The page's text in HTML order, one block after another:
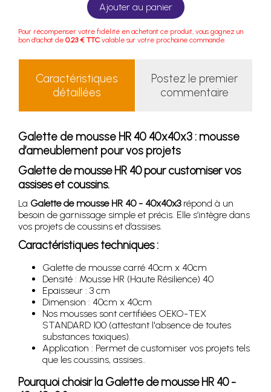
Ajouter au panier
Pour récompenser votre fidélité en achetant ce produit, vous gagnez un
bon d'achat de 0.23 € TTC valable sur votre prochaine commande.
Caractéristiques
détaillées
Postez le premier
commentaire
Galette de mousse HR 40 40x40x3 : mousse
d’ameublement pour vos projets
Galette de mousse HR 40 pour customiser vos
assises et coussins.
La Galette de mousse HR 40 - 40x40x3répond à un
besoin de garnissage simple et précis. Elle s’intègre dans
vos projets de coussins et d’assises.
Caractéristiques techniques :
Galette de mousse carré 40cm x 40cm
Densité : Mousse HR (Haute Résilience) 40
Epaisseur : 3 cm
Dimension : 40cm x 40cm
Nos mousses sont certifiées OEKO-TEX
STANDARD 100 (attestant l'absence de toutes
substances toxiques).
Application : Permet de customiser vos projets tels
que les coussins, assises..
Pourquoi choisir la Galette de mousse HR 40 -